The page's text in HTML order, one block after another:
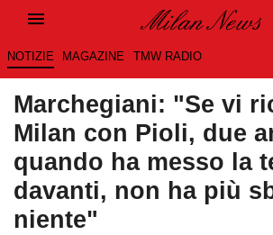
NOTIZIE MAGAZINE TMW RADIO
Marchegiani: "Se vi
Milan con Pioli, due
quando ha messo la
davanti, non ha più
niente"